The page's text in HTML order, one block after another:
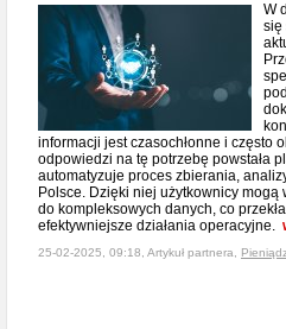
W
się
informacji jest czasochłonne i często
odpowiedzi na tę potrzebę powstała
automatyzuje proces zbierania,
Polsce. Dzięki niej użytkownicy
do kompleksowych danych, co
efektywniejsze działania operacyjne.
25-02-2025, 09:18, Artykuł partnera,